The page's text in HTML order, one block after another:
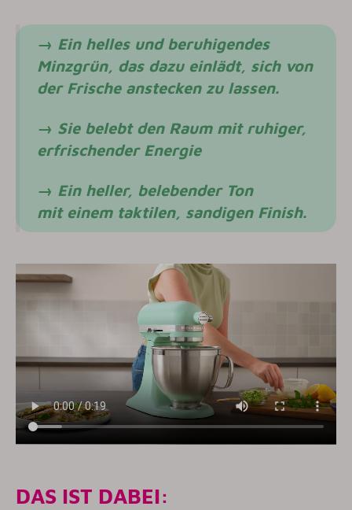
→ Ein helles und beruhigendes
Minzgrün, das dazu einlädt, sich von
der Frische anstecken zu lassen.
→ Sie belebt den Raum mit ruhiger,
erfrischender Energie
→ Ein heller, belebender Ton
mit einem taktilen, sandigen Finish.
DAS IST DABEI: